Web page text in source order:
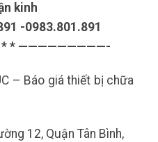
kinh
-0983.801.891
* —————————-
– Báo giá thiết bị chữa
12, Quận Tân Bình,